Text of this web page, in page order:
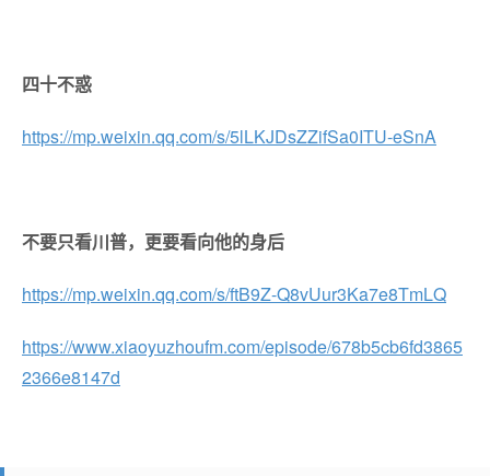
四十不惑
https://mp.weixin.qq.com/s/5lLKJDsZZifSa0ITU-eSnA
不要只看川普，更要看向他的身后
https://mp.weixin.qq.com/s/ftB9Z-Q8vUur3Ka7e8TmLQ
https://www.xiaoyuzhoufm.com/episode/678b5cb6fd3865
2366e8147d